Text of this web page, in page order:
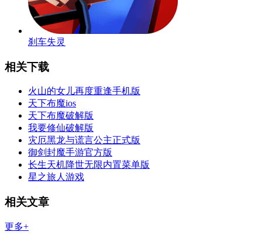
刹车失灵
相关下载
火山的女儿再度重逢手机版
天下布魔ios
天下布魔破解版
我要修仙破解版
灾厄黑龙与谎言公主正式版
御剑封魔手游官方版
长生天机降世无限内置菜单版
星之旅人游戏
相关文章
更多+